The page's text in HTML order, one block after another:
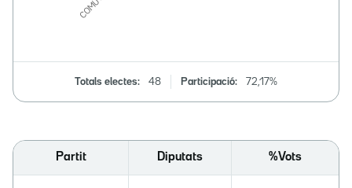
Totals electes: 48 Participació: 72,17%
Partit Diputats %Vots